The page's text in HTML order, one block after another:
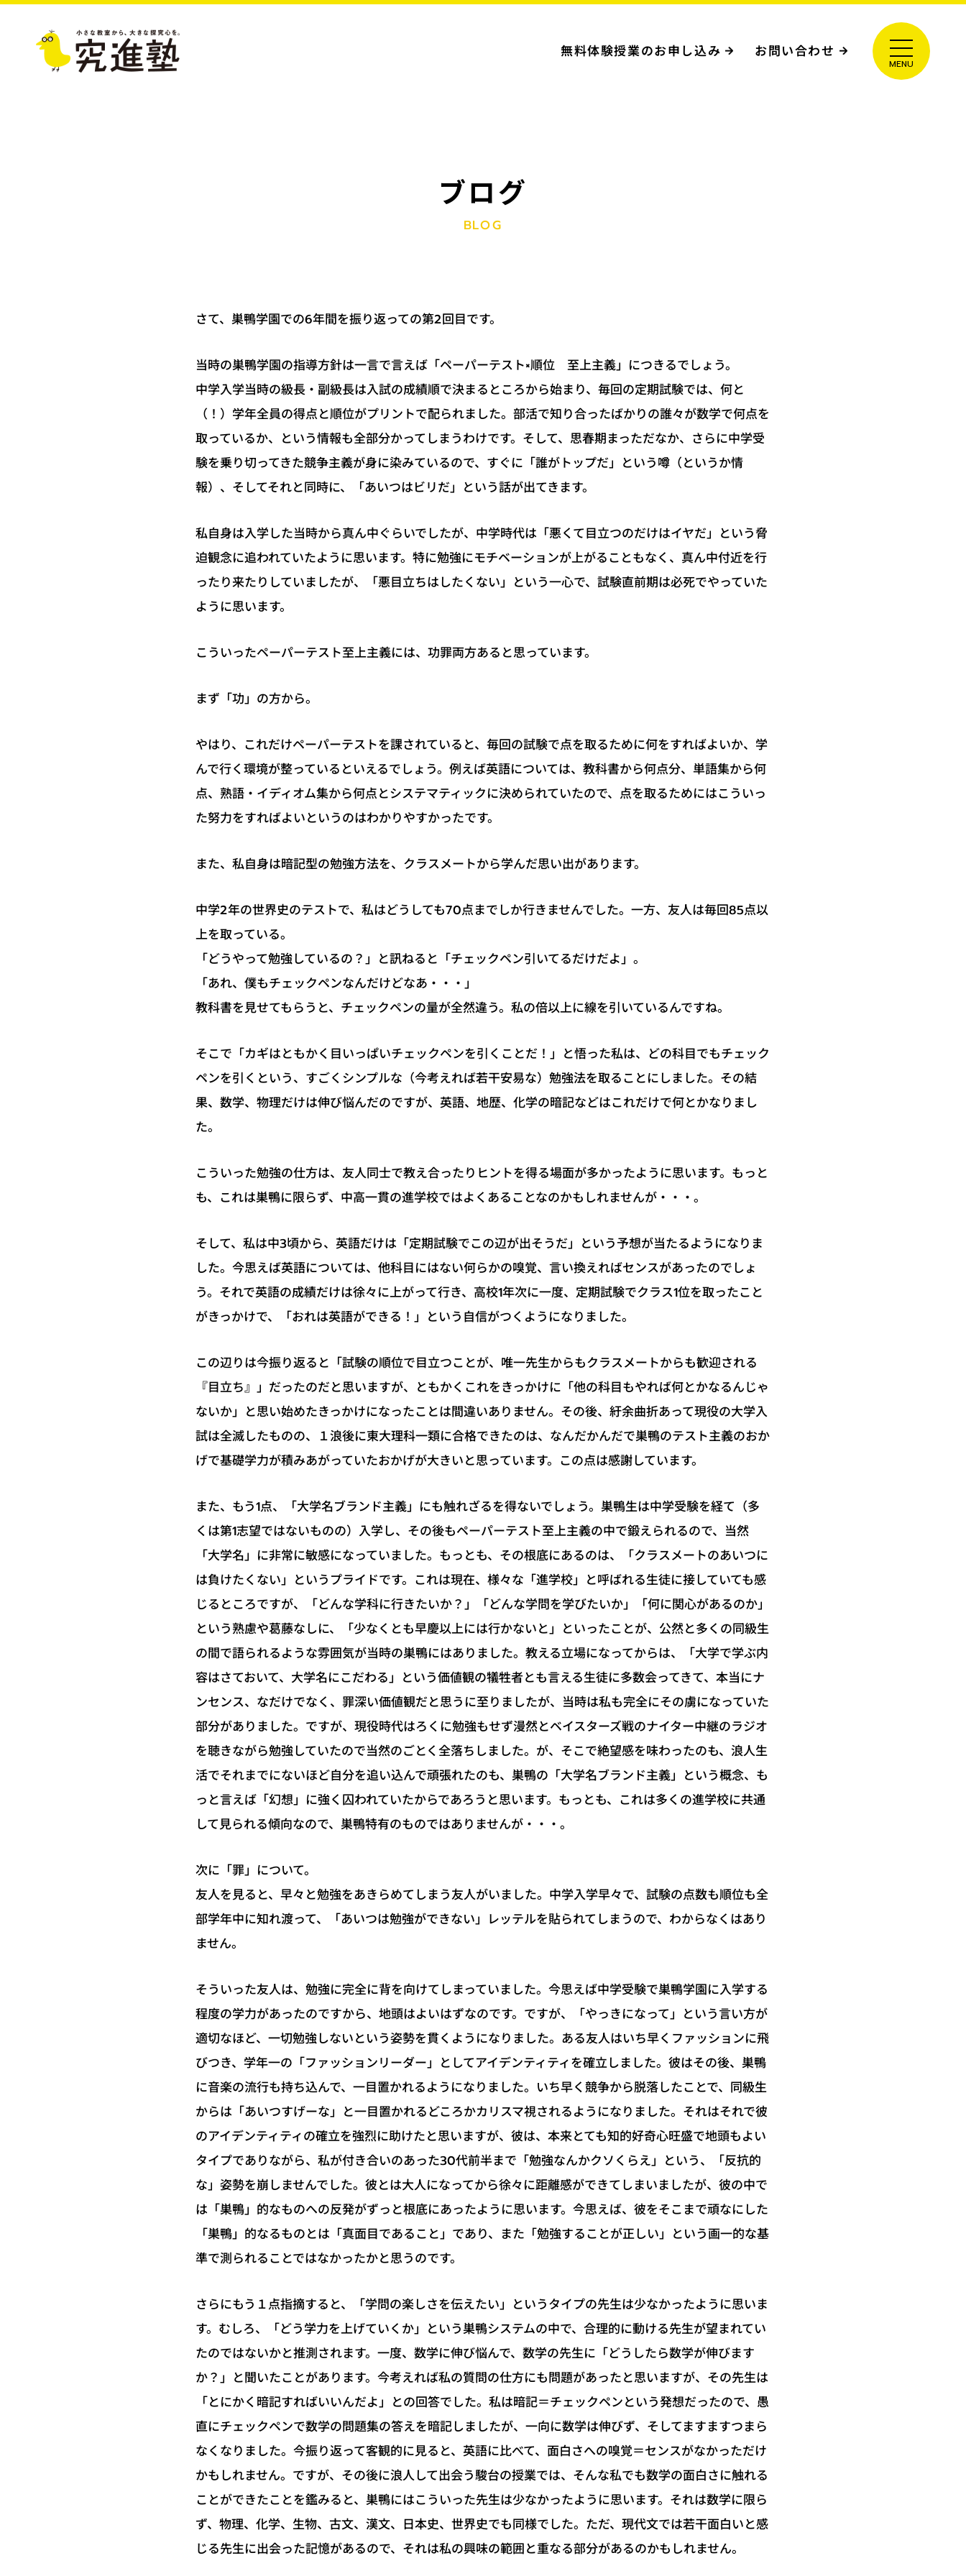
無料体験授業のお申し込み お問い合わせ
ブログ
BLOG
さて、巣鴨学園での6年間を振り返っての第2回目です。
当時の巣鴨学園の指導方針は一言で言えば「ペーパーテスト×順位 至上主義」につきるでしょう。
中学入学当時の級長・副級長は入試の成績順で決まるところから始まり、毎回の定期試験では、何と
（！）学年全員の得点と順位がプリントで配られました。部活で知り合ったばかりの誰々が数学で何点を
取っているか、という情報も全部分かってしまうわけです。そして、思春期まっただなか、さらに中学受
験を乗り切ってきた競争主義が身に染みているので、すぐに「誰がトップだ」という噂（というか情
報）、そしてそれと同時に、「あいつはビリだ」という話が出てきます。
私自身は入学した当時から真ん中ぐらいでしたが、中学時代は「悪くて目立つのだけはイヤだ」という脅
迫観念に追われていたように思います。特に勉強にモチベーションが上がることもなく、真ん中付近を行
ったり来たりしていましたが、「悪目立ちはしたくない」という一心で、試験直前期は必死でやっていた
ように思います。
こういったペーパーテスト至上主義には、功罪両方あると思っています。
まず「功」の方から。
やはり、これだけペーパーテストを課されていると、毎回の試験で点を取るために何をすればよいか、学
んで行く環境が整っているといえるでしょう。例えば英語については、教科書から何点分、単語集から何
点、熟語・イディオム集から何点とシステマティックに決められていたので、点を取るためにはこういっ
た努力をすればよいというのはわかりやすかったです。
また、私自身は暗記型の勉強方法を、クラスメートから学んだ思い出があります。
中学2年の世界史のテストで、私はどうしても70点までしか行きませんでした。一方、友人は毎回85点以
上を取っている。
「どうやって勉強しているの？」と訊ねると「チェックペン引いてるだけだよ」。
「あれ、僕もチェックペンなんだけどなあ・・・」
教科書を見せてもらうと、チェックペンの量が全然違う。私の倍以上に線を引いているんですね。
そこで「カギはともかく目いっぱいチェックペンを引くことだ！」と悟った私は、どの科目でもチェック
ペンを引くという、すごくシンプルな（今考えれば若干安易な）勉強法を取ることにしました。その結
果、数学、物理だけは伸び悩んだのですが、英語、地歴、化学の暗記などはこれだけで何とかなりまし
た。
こういった勉強の仕方は、友人同士で教え合ったりヒントを得る場面が多かったように思います。もっと
も、これは巣鴨に限らず、中高一貫の進学校ではよくあることなのかもしれませんが・・・。
そして、私は中3頃から、英語だけは「定期試験でこの辺が出そうだ」という予想が当たるようになりま
した。今思えば英語については、他科目にはない何らかの嗅覚、言い換えればセンスがあったのでしょ
う。それで英語の成績だけは徐々に上がって行き、高校1年次に一度、定期試験でクラス1位を取ったこと
がきっかけで、「おれは英語ができる！」という自信がつくようになりました。
この辺りは今振り返ると「試験の順位で目立つことが、唯一先生からもクラスメートからも歓迎される
『目立ち』」だったのだと思いますが、ともかくこれをきっかけに「他の科目もやれば何とかなるんじゃ
ないか」と思い始めたきっかけになったことは間違いありません。その後、紆余曲折あって現役の大学入
試は全滅したものの、１浪後に東大理科一類に合格できたのは、なんだかんだで巣鴨のテスト主義のおか
げで基礎学力が積みあがっていたおかげが大きいと思っています。この点は感謝しています。
また、もう1点、「大学名ブランド主義」にも触れざるを得ないでしょう。巣鴨生は中学受験を経て（多
くは第1志望ではないものの）入学し、その後もペーパーテスト至上主義の中で鍛えられるので、当然
「大学名」に非常に敏感になっていました。もっとも、その根底にあるのは、「クラスメートのあいつに
は負けたくない」というプライドです。これは現在、様々な「進学校」と呼ばれる生徒に接していても感
じるところですが、「どんな学科に行きたいか？」「どんな学問を学びたいか」「何に関心があるのか」
という熟慮や葛藤なしに、「少なくとも早慶以上には行かないと」といったことが、公然と多くの同級生
の間で語られるような雰囲気が当時の巣鴨にはありました。教える立場になってからは、「大学で学ぶ内
容はさておいて、大学名にこだわる」という価値観の犠牲者とも言える生徒に多数会ってきて、本当にナ
ンセンス、なだけでなく、罪深い価値観だと思うに至りましたが、当時は私も完全にその虜になっていた
部分がありました。ですが、現役時代はろくに勉強もせず漫然とベイスターズ戦のナイター中継のラジオ
を聴きながら勉強していたので当然のごとく全落ちしました。が、そこで絶望感を味わったのも、浪人生
活でそれまでにないほど自分を追い込んで頑張れたのも、巣鴨の「大学名ブランド主義」という概念、も
っと言えば「幻想」に強く囚われていたからであろうと思います。もっとも、これは多くの進学校に共通
して見られる傾向なので、巣鴨特有のものではありませんが・・・。
次に「罪」について。
友人を見ると、早々と勉強をあきらめてしまう友人がいました。中学入学早々で、試験の点数も順位も全
部学年中に知れ渡って、「あいつは勉強ができない」レッテルを貼られてしまうので、わからなくはあり
ません。
そういった友人は、勉強に完全に背を向けてしまっていました。今思えば中学受験で巣鴨学園に入学する
程度の学力があったのですから、地頭はよいはずなのです。ですが、「やっきになって」という言い方が
適切なほど、一切勉強しないという姿勢を貫くようになりました。ある友人はいち早くファッションに飛
びつき、学年一の「ファッションリーダー」としてアイデンティティを確立しました。彼はその後、巣鴨
に音楽の流行も持ち込んで、一目置かれるようになりました。いち早く競争から脱落したことで、同級生
からは「あいつすげーな」と一目置かれるどころかカリスマ視されるようになりました。それはそれで彼
のアイデンティティの確立を強烈に助けたと思いますが、彼は、本来とても知的好奇心旺盛で地頭もよい
タイプでありながら、私が付き合いのあった30代前半まで「勉強なんかクソくらえ」という、「反抗的
な」姿勢を崩しませんでした。彼とは大人になってから徐々に距離感ができてしまいましたが、彼の中で
は「巣鴨」的なものへの反発がずっと根底にあったように思います。今思えば、彼をそこまで頑なにした
「巣鴨」的なるものとは「真面目であること」であり、また「勉強することが正しい」という画一的な基
準で測られることではなかったかと思うのです。
さらにもう１点指摘すると、「学問の楽しさを伝えたい」というタイプの先生は少なかったように思いま
す。むしろ、「どう学力を上げていくか」という巣鴨システムの中で、合理的に動ける先生が望まれてい
たのではないかと推測されます。一度、数学に伸び悩んで、数学の先生に「どうしたら数学が伸びます
か？」と聞いたことがあります。今考えれば私の質問の仕方にも問題があったと思いますが、その先生は
「とにかく暗記すればいいんだよ」との回答でした。私は暗記＝チェックペンという発想だったので、愚
直にチェックペンで数学の問題集の答えを暗記しましたが、一向に数学は伸びず、そしてますますつまら
なくなりました。今振り返って客観的に見ると、英語に比べて、面白さへの嗅覚＝センスがなかっただけ
かもしれません。ですが、その後に浪人して出会う駿台の授業では、そんな私でも数学の面白さに触れる
ことができたことを鑑みると、巣鴨にはこういった先生は少なかったように思います。それは数学に限ら
ず、物理、化学、生物、古文、漢文、日本史、世界史でも同様でした。ただ、現代文では若干面白いと感
じる先生に出会った記憶があるので、それは私の興味の範囲と重なる部分があるのかもしれません。